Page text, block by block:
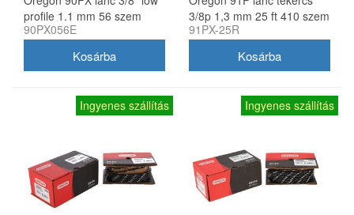
profile 1.1 mm 56 szem
90PX056E
3/8p 1,3 mm 25 ft 410 szem
91PX-25R
Ingyenes szállítás Ingyenes szállítás